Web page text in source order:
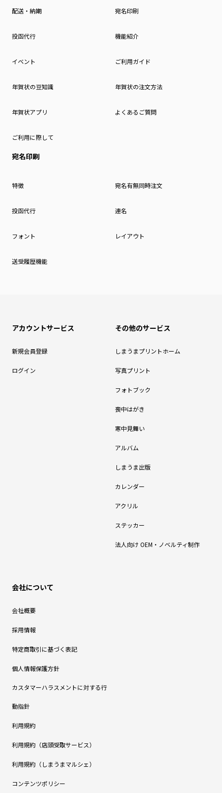
配送・納期 宛名印刷
投函代行 機能紹介
イベント ご利用ガイド
年賀状の豆知識 年賀状の注文方法
年賀状アプリ よくあるご質問
ご利用に際して
宛名印刷
特徴 宛名有無同時注文
投函代行 連名
フォント レイアウト
送受履歴機能
アカウントサービス
新規会員登録
ログイン
その他のサービス
しまうまプリントホーム
写真プリント
フォトブック
喪中はがき
寒中見舞い
アルバム
しまうま出版
カレンダー
アクリル
ステッカー
法人向け OEM・ノベルティ制作
会社について
会社概要
採用情報
特定商取引に基づく表記
個人情報保護方針
カスタマーハラスメントに対する行
動指針
利用規約
利用規約（店頭受取サービス）
利用規約（しまうまマルシェ）
コンテンツポリシー